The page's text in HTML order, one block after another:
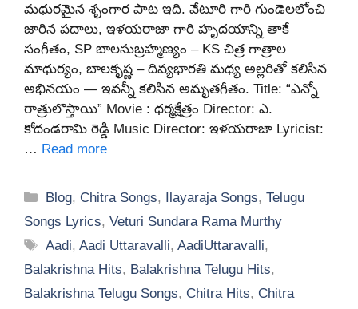
మధురమైన శృంగార పాట ఇది. వేటూరి గారి గుండెలలోంచి
జారిన పదాలు, ఇళయరాజా గారి హృదయాన్ని తాకే
సంగీతం, SP బాలసుబ్రహ్మణ్యం – KS చిత్ర గాత్రాల
మాధుర్యం, బాలకృష్ణ – దివ్యభారతి మధ్య అల్లరితో కలిసిన
అభినయం — ఇవన్నీ కలిసిన అమృతగీతం. Title: “ఎన్నో
రాత్రులొస్తాయి” Movie : ధర్మక్షేత్రం Director: ఎ.
కోదండరామి రెడ్డి Music Director: ఇళయరాజా Lyricist:
… Read more
Categories
Blog, Chitra Songs, Ilayaraja Songs,Telugu
Songs Lyrics, Veturi Sundara Rama Murthy
Tags
Aadi,Aadi Uttaravalli,AadiUttaravalli,
Balakrishna Hits, Balakrishna Telugu Hits,
Balakrishna Telugu Songs, Chitra Hits, Chitra